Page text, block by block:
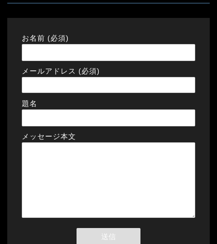
お名前 (必須)
メールアドレス (必須)
題名
メッセージ本文